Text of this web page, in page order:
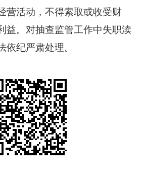
营活动，不得索取或收受财
益。对抽查监管工作中失职渎
依纪严肃处理。